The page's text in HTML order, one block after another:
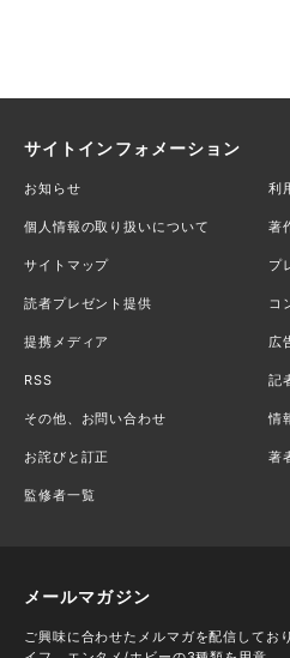
サイトインフォメーション
お知らせ 利
個人情報の取り扱いについて 著
サイトマップ プ
読者プレゼント提供 コ
提携メディア 広
RSS 記
その他、お問い合わせ 情
お詫びと訂正 著
監修者一覧
メールマガジン
ご興味に合わせたメルマガを配信してお